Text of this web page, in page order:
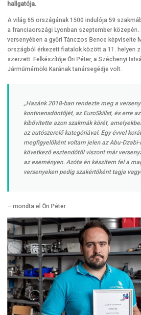
hallgatója.
A világ 65 országának 1500 indulója 59
a franciaországi Lyonban szeptember
versenyében a győri Tánczos Bence képviselte
országból érkezett fiatalok között a 11. helyen
szerzett. Felkészítője Őri Péter, a Széchenyi
Járműmérnöki Karának tanársegédje volt.
„Hazánk 2018-ban rendezte meg a
kontinensdöntőjét, az EuroSkillst, és erre
kibővítette azon szakmák körét,
az autószerelő kategóriával. Egy évvel
megfigyelőként voltam jelen az Abu-Dzabi-
következő esztendőtől viszont már
az eseményen. Azóta én készítem fel a
versenyeken pedig szakértőként tagja
– mondta el Őri Péter.